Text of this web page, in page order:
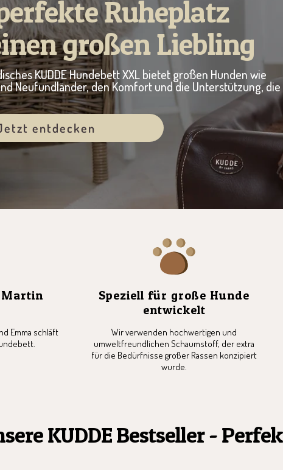
Ruheplatz
großen Liebling
KUDDE Hundebett XXL bietet großen Hunden wie
Neufundländer, den Komfort und die Unterstützung, die
entdecken
Martin
Emma schläft
Speziell für große Hunde
entwickelt
Wir verwenden hochwertigen und
umweltfreundlichen Schaumstoff, der extra
für die Bedürfnisse großer Rassen konzipiert
wurde.
KUDDE Bestseller -